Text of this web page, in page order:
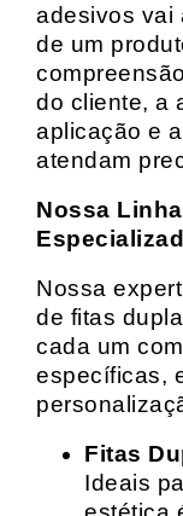
adesivos vai
de um
do cliente, a
aplicação e
atendam
Nossa
Nossa
de fitas
cada um
específicas,
Fitas
Ideais